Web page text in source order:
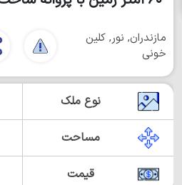
مازندران, نور, کلین
خونی
نوع ملک
مساحت
قیمت